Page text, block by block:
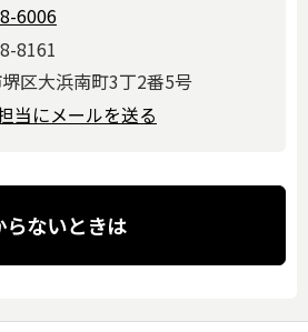
6006
8161
区大浜南町3丁2番5号
当にメールを送る
ないときは